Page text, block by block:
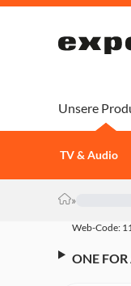
Unsere
TV & Audio
»
Web-Code:
ONE